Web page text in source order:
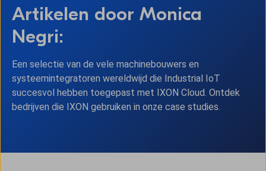
Artikelen door Monica
Negri:
Een selectie van de vele machinebouwers en
systeemintegratoren wereldwijd die Industrial IoT
succesvol hebben toegepast met IXON Cloud. Ontdek
bedrijven die IXON gebruiken in onze case studies.